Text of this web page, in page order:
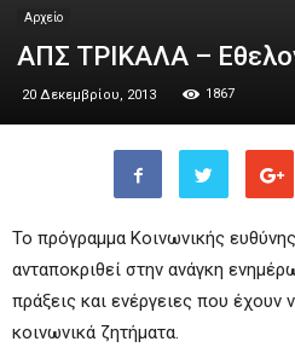
Αρχείο
ΑΠΣ ΤΡΙΚΑΛΑ –
20 Δεκεμβρίου, 2013 1867
Το πρόγραμμα Κοινωνικής
ανταποκριθεί στην ανάγκη
πράξεις και ενέργειες που έχουν
κοινωνικά ζητήματα.